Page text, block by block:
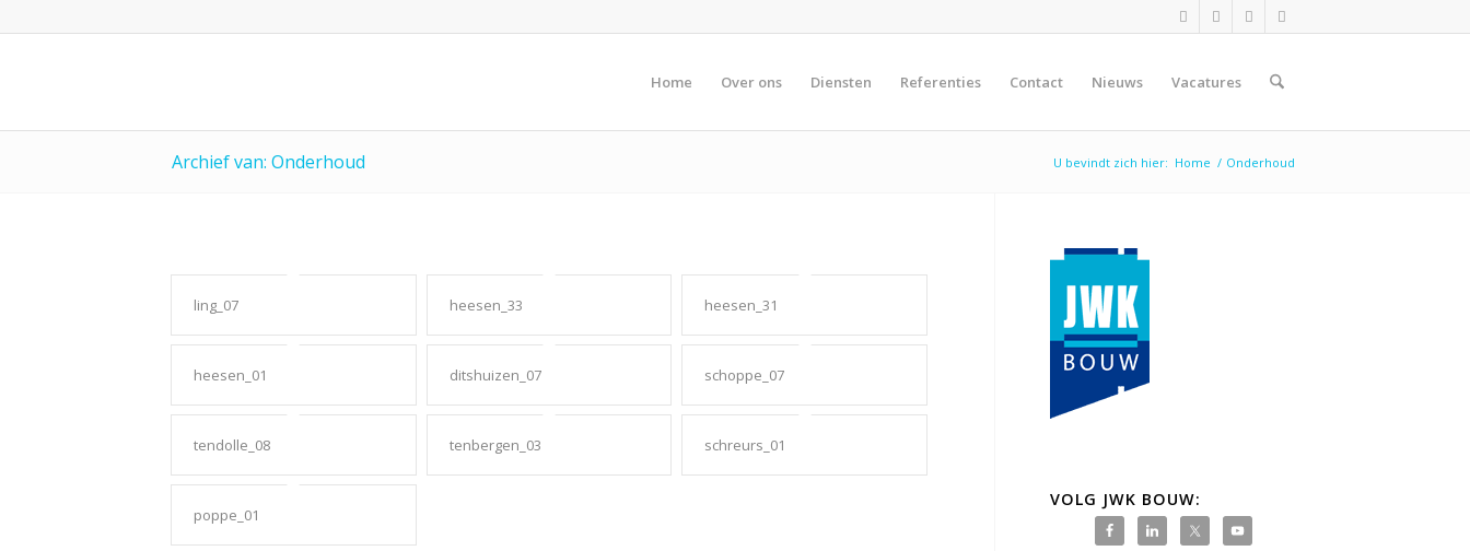
Home Over ons Diensten Referenties Contact Nieuws Vacatures
Archief van: Onderhoud U bevindt zich hier: Home / Onderhoud
ling_07 heesen_33 heesen_31
heesen_01 ditshuizen_07 schoppe_07
tendolle_08 tenbergen_03 schreurs_01
poppe_01
VOLG JWK BOUW: